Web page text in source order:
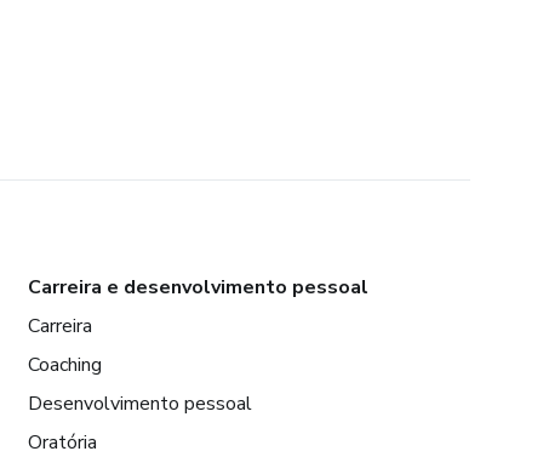
Carreira e desenvolvimento pessoal
Carreira
Coaching
Desenvolvimento pessoal
Oratória